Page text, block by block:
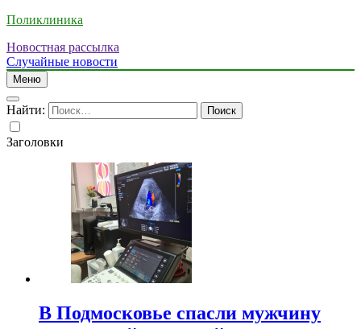
Поликлиника
Новостная рассылка
Случайные новости
Меню
Найти:
Заголовки
В Подмосковье спасли мужчину